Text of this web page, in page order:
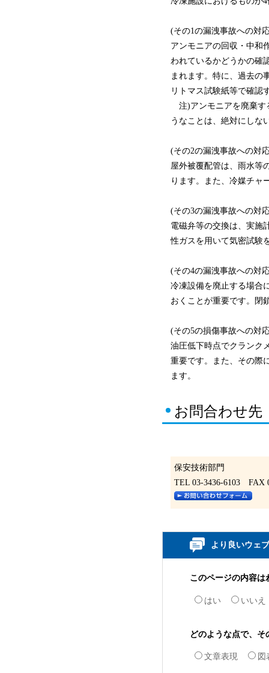
(その1の漏洩事故への対
アンモニアの回収・中和
われているかどうかの確
まれます。特に、過去の
リトマス試験紙等で確認
注)アンモニアを廃棄す
うなことは、絶対にしな
(その2の漏洩事故への対
屋外被覆配管は、雨水等
ります。また、冷媒チャ
(その3の漏洩事故への対
電磁弁等の交換は、実施
性ガスを用いて気密試験
(その4の漏洩事故への対
冷凍設備を廃止する場合
おくことが重要です。閉
(その5の損傷事故への対
油圧低下時点でクランク
重要です。また、その際
ます。
お問合わせ先
保安技術部門
TEL 03-3436-6103 FAX
より良いウェ
このページの内容は
はい いいえ
どのような点で、
文章表現 図